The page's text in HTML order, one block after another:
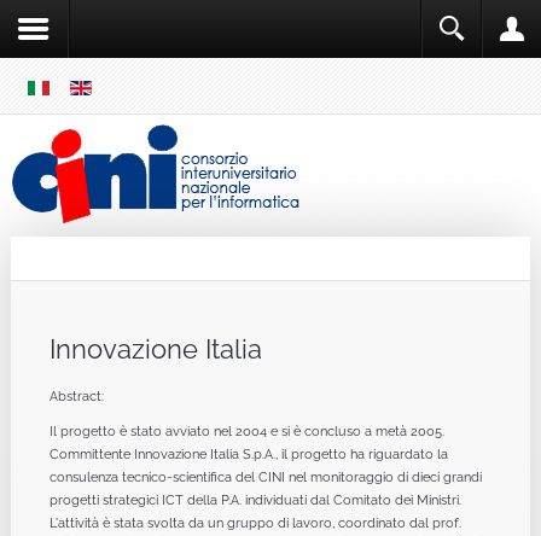
MENU
Innovazione Italia
Abstract:
Il progetto è stato avviato nel 2004 e si è concluso a metà 2005.
Committente Innovazione Italia S.p.A., il progetto ha riguardato la
consulenza tecnico-scientifica del CINI nel monitoraggio di dieci grandi
progetti strategici ICT della P.A. individuati dal Comitato dei Ministri.
L'attività è stata svolta da un gruppo di lavoro, coordinato dal prof.